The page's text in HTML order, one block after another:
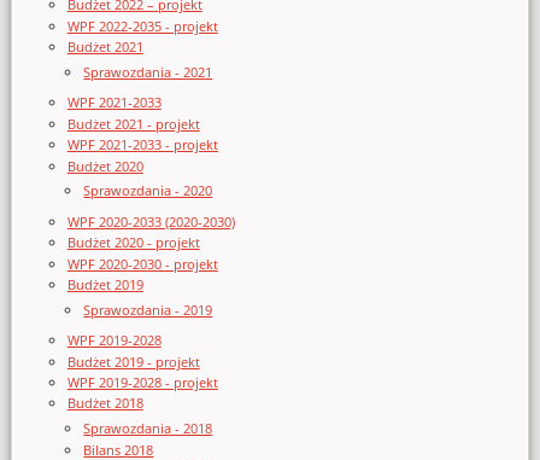
Budżet 2022 – projekt
WPF 2022-2035 - projekt
Budżet 2021
Sprawozdania - 2021
WPF 2021-2033
Budżet 2021 - projekt
WPF 2021-2033 - projekt
Budżet 2020
Sprawozdania - 2020
WPF 2020-2033 (2020-2030)
Budżet 2020 - projekt
WPF 2020-2030 - projekt
Budżet 2019
Sprawozdania - 2019
WPF 2019-2028
Budżet 2019 - projekt
WPF 2019-2028 - projekt
Budżet 2018
Sprawozdania - 2018
Bilans 2018